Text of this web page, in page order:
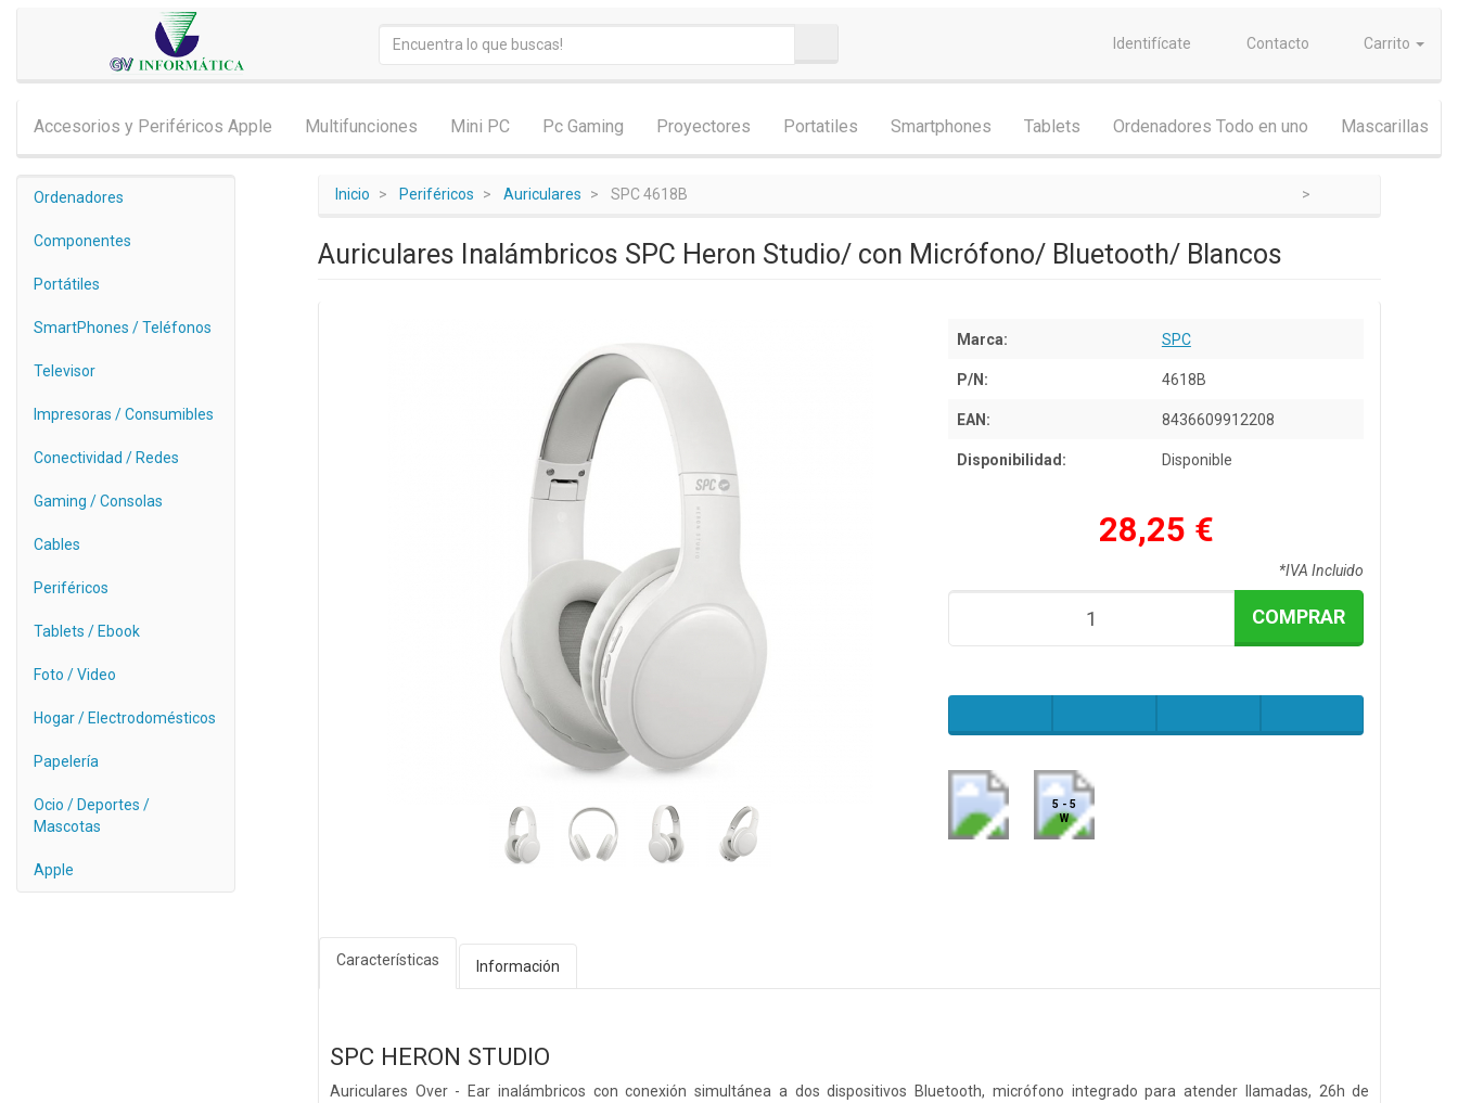
Identifícate Contacto Carrito
Accesorios y Periféricos Apple Multifunciones Mini PC Pc Gaming Proyectores Portatiles Smartphones Tablets Ordenadores Todo en uno Mascarillas
Ordenadores
Componentes
Portátiles
SmartPhones / Teléfonos
Televisor
Impresoras / Consumibles
Conectividad / Redes
Gaming / Consolas
Cables
Periféricos
Tablets / Ebook
Foto / Video
Hogar / Electrodomésticos
Papelería
Ocio / Deportes /
Mascotas
Apple
Inicio Periféricos Auriculares SPC 4618B
Auriculares Inalámbricos SPC Heron Studio/ con Micrófono/ Bluetooth/ Blancos
Marca: SPC
P/N: 4618B
EAN: 8436609912208
Disponibilidad: Disponible
28,25 €
*IVA Incluido
COMPRAR
5 - 5
W
Características Información
SPC HERON STUDIO
Auriculares Over - Ear inalámbricos con conexión simultánea a dos dispositivos Bluetooth, micrófono integrado para atender llamadas, 26h de